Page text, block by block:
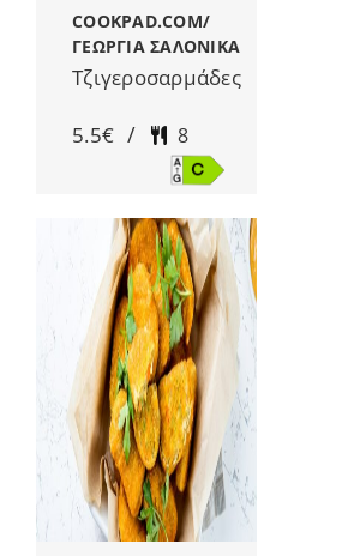
COOKPAD.COM/
ΓΕΩΡΓΙΑ ΣΑΛΟΝΙΚΑ
Τζιγεροσαρμάδες
5.5€ / 8